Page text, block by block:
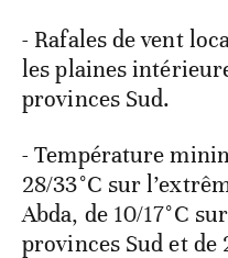
- Rafales de vent
les plaines
provinces Sud.
- Température
28/33°C sur
Abda, de 10/17°C
provinces Sud et